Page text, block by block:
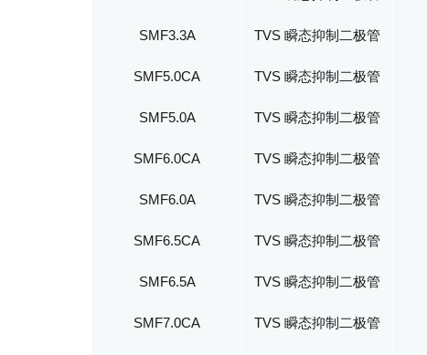
SMF3.3A TVS 瞬态抑制二极管
SMF5.0CA TVS 瞬态抑制二极管
SMF5.0A TVS 瞬态抑制二极管
SMF6.0CA TVS 瞬态抑制二极管
SMF6.0A TVS 瞬态抑制二极管
SMF6.5CA TVS 瞬态抑制二极管
SMF6.5A TVS 瞬态抑制二极管
SMF7.0CA TVS 瞬态抑制二极管